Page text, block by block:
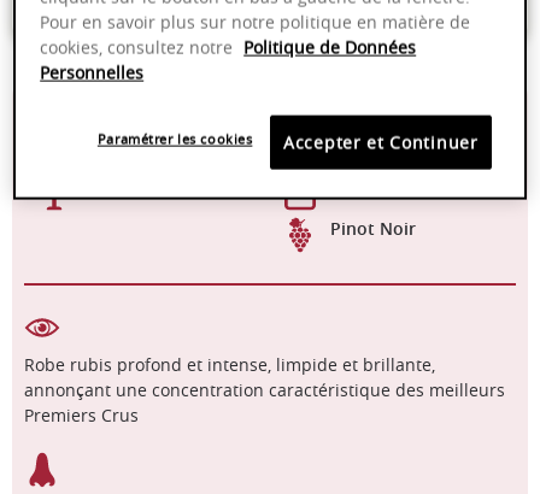
18 mois en fûts de
chêne
Pinot Noir
Robe rubis profond et intense, limpide et brillante,
annonçant une concentration caractéristique des meilleurs
Premiers Crus
Pour en savoir plus sur notre politique en matière de
cookies, consultez notre Politique de Données
Personnelles
Accepter et Continuer
Paramétrer les cookies